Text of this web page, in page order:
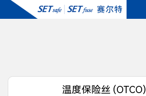
温度保险丝 (OTCO)